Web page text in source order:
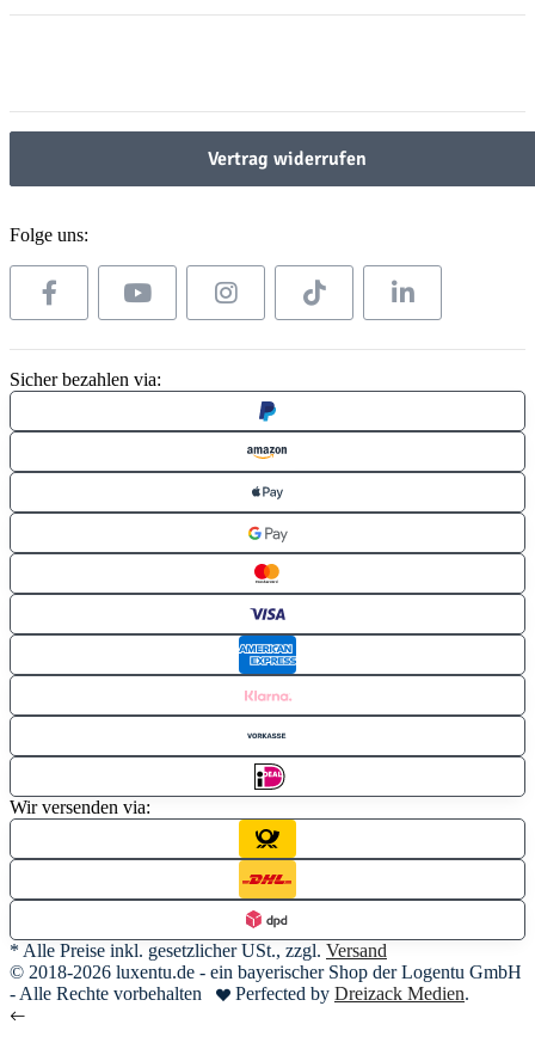
Vertrag widerrufen
Folge uns:
Sicher bezahlen via:
Wir versenden via:
* Alle Preise inkl. gesetzlicher USt., zzgl. Versand
© 2018-2026 luxentu.de - ein bayerischer Shop der Logentu GmbH
- Alle Rechte vorbehalten
Perfected by Dreizack Medien.